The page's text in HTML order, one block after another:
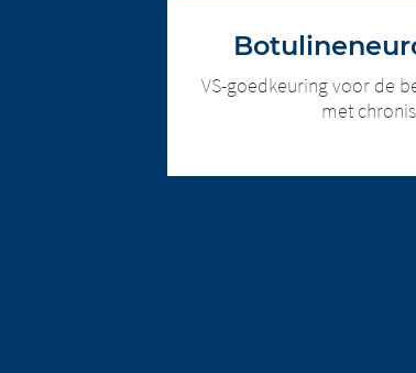
VS-goedkeuring voor de
met
EXIT